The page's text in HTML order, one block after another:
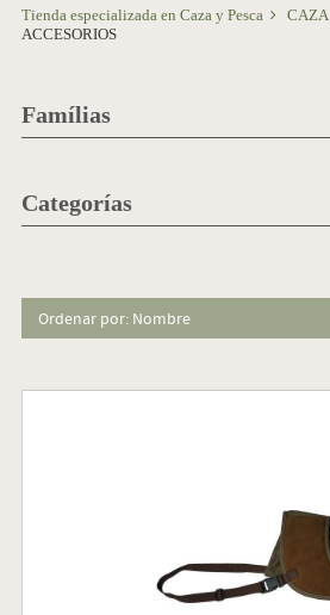
Tienda especializada en Caza y Pesca CAZA
ACCESORIOS
Famílias
Categorías